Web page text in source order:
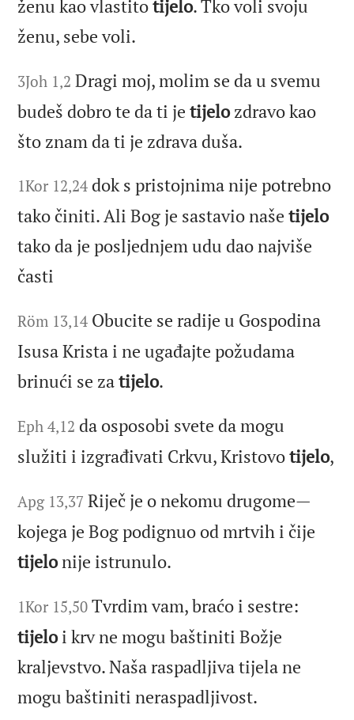
ženu kao vlastitotijelo. Tko voli svoju
ženu, sebe voli.
3Joh 1,2 Dragi moj, molim se da u svemu
budeš dobro te da ti jetijelozdravo kao
što znam da ti je zdrava duša.
1Kor 12,24 dok s pristojnima nije potrebno
tako činiti. Ali Bog je sastavio našetijelo
tako da je posljednjem udu dao najviše
časti
Röm 13,14 Obucite se radije u Gospodina
Isusa Krista i ne ugađajte požudama
brinući se zatijelo.
Eph 4,12 da osposobi svete da mogu
služiti i izgrađivati Crkvu, Kristovotijelo,
Apg 13,37 Riječ je o nekomu drugome—
kojega je Bog podignuo od mrtvih i čije
tijelonije istrunulo.
1Kor 15,50 Tvrdim vam, braćo i sestre:
tijeloi krv ne mogu baštiniti Božje
kraljevstvo. Naša raspadljiva tijela ne
mogu baštiniti neraspadljivost.